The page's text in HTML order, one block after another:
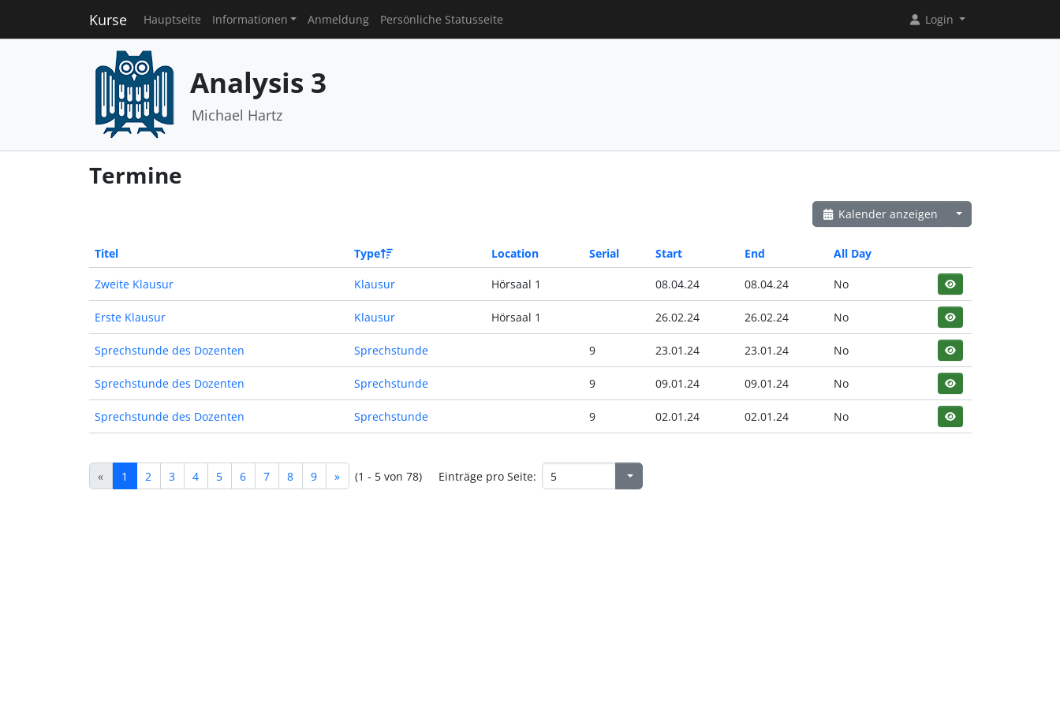
Kurse Hauptseite Informationen Anmeldung Persönliche Statusseite Login
Analysis 3
Michael Hartz
Termine
Kalender anzeigen
Titel Type Location Serial Start End All Day
Zweite Klausur Klausur Hörsaal 1 08.04.24 08.04.24 No
Erste Klausur Klausur Hörsaal 1 26.02.24 26.02.24 No
Sprechstunde des Dozenten Sprechstunde 9 23.01.24 23.01.24 No
Sprechstunde des Dozenten Sprechstunde 9 09.01.24 09.01.24 No
Sprechstunde des Dozenten Sprechstunde 9 02.01.24 02.01.24 No
« 1 2 3 4 5 6 7 8 9 » (1 - 5 von 78) Einträge pro Seite: